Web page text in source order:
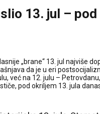
13. jul –
„brane“ 13. jul najviše
da je u eri
već na 12. julu –
pod okriljem 13. jula